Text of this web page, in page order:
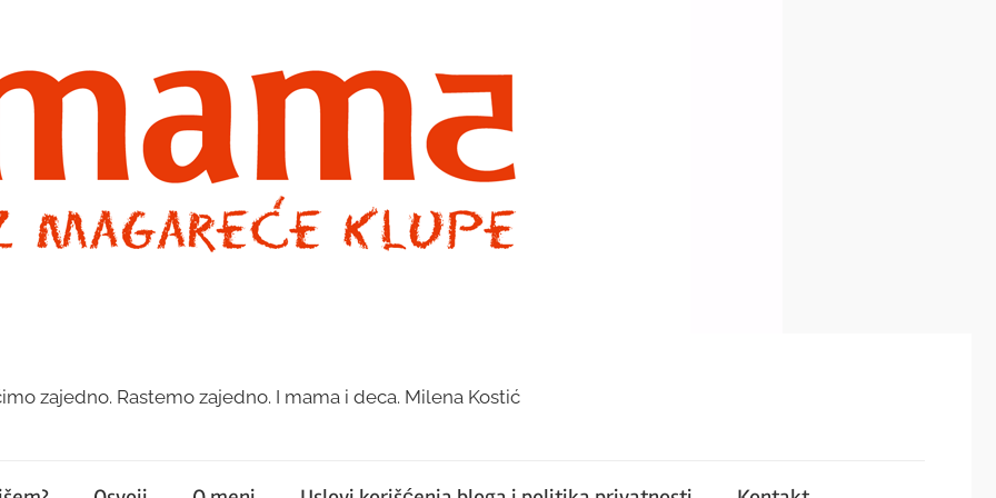
zajedno. Rastemo zajedno. I mama i deca. Milena Kostić